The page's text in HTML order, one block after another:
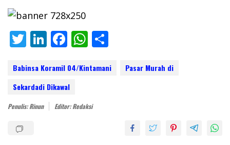
T
itt
er
Li
k
e
dI
F
e
b
o
W
at
A
ar
Babinsa Koramil 04/Kintamani
Pasar Murah di
Sekardadi Dikawal
Penulis: Rinun Editor: Redaksi